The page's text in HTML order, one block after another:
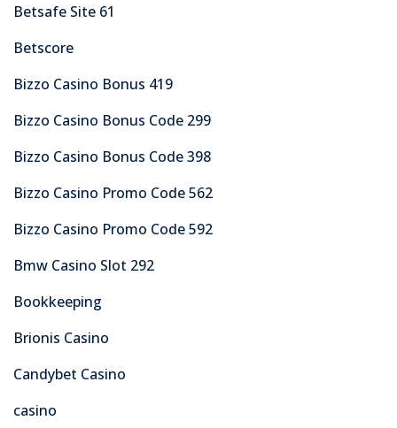
Betsafe Site 61
Betscore
Bizzo Casino Bonus 419
Bizzo Casino Bonus Code 299
Bizzo Casino Bonus Code 398
Bizzo Casino Promo Code 562
Bizzo Casino Promo Code 592
Bmw Casino Slot 292
Bookkeeping
Brionis Casino
Candybet Casino
casino